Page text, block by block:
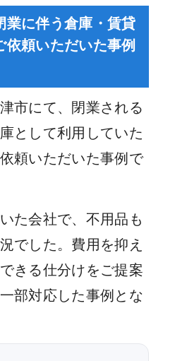
業に伴う倉庫・賃貸
依頼いただいた事例
市にて、閉業される
として利用していた
頼いただいた事例で
た会社で、不用品も
でした。費用を抑え
きる仕分けをご提案
部対応した事例とな